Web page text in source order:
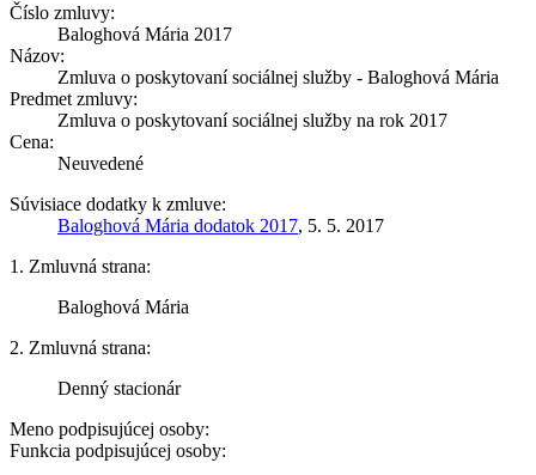
Číslo zmluvy:
Baloghová Mária 2017
Názov:
Zmluva o poskytovaní sociálnej služby - Baloghová Mária
Predmet zmluvy:
Zmluva o poskytovaní sociálnej služby na rok 2017
Cena:
Neuvedené
Súvisiace dodatky k zmluve:
Baloghová Mária dodatok 2017, 5. 5. 2017
1. Zmluvná strana:
Baloghová Mária
2. Zmluvná strana:
Denný stacionár
Meno podpisujúcej osoby:
Funkcia podpisujúcej osoby: